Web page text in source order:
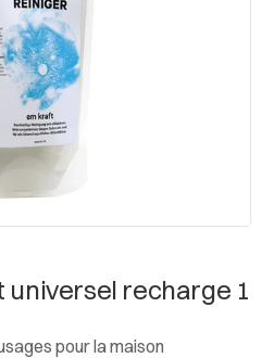
recharge 1
pour la maison